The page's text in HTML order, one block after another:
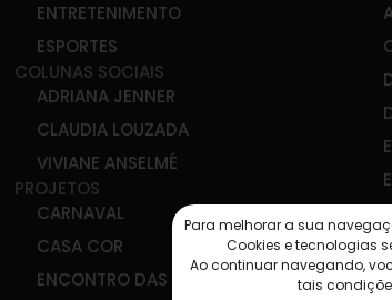
ENTRETENIMENTO
ESPORTES
COLUNAS SOCIAIS
ADRIANA JENNER
CLAUDIA LOUZADA
VIVIANE ANSELMÉ
PROJETOS
CARNAVAL
CASA COR
ENCONTRO DAS ÁGUAS
Para melhorar a sua
Cookies e tecnologias
Ao continuar navegando,
tais